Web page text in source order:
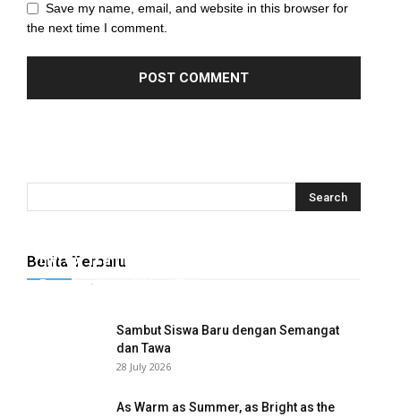
Save my name, email, and website in this browser for
the next time I comment.
Berita Terbaru
Hyrox Training x Extracuriculer Exhabition
Tugasku -
Sambut Siswa Baru dengan Semangat
dan Tawa
28 July 2026
As Warm as Summer, as Bright as the